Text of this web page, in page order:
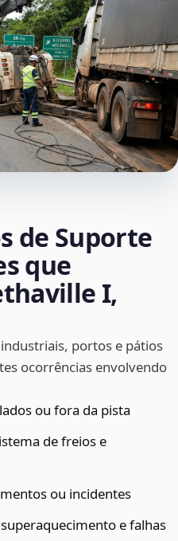
de Suporte
que
I,
portos e pátios
ocorrências envolvendo
ou fora da pista
de freios e
ou incidentes
e falhas